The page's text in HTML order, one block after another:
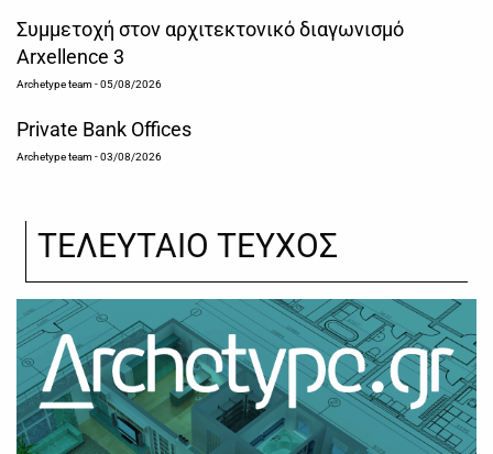
Συμμετοχή στον αρχιτεκτονικό διαγωνισμό
Arxellence 3
Archetype team- 05/08/2026
Private Bank Offices
Archetype team- 03/08/2026
ΤΕΛΕΥΤΑΙΟ ΤΕΥΧΟΣ